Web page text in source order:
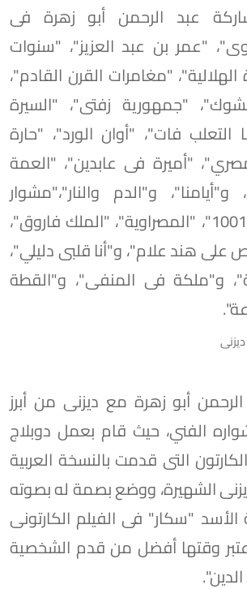
عبد الرحمن أبو زهرة فى
"عمر بن عبد العزيز"، "سنوات
"مغامرات القرن القادم"،
"جمهورية زفتى"، "السيرة
التعلب فات"، "أوان الورد"، "حارة
"أميرة فى عابدین"، "العمة
و"أيامنا"، و"الدم والنار"،"مشوار
امرأة"، "العميل 1001"، "المصراوية"، "الملك فاروق"،
هند علام"، و"أنا قلبى دليلي"،
و"ملكة فى المنفى"، و"القطة
أبو زهرة مع ديزنى من أبرز
الفني، حيث قام بعمل دوبلاج
التى قدمت بالنسخة العربية
الشهيرة، ووضع بصمة له بصوته
"سكار" فى الفيلم الكارتونى
وقتها أفضل من قدم الشخصية